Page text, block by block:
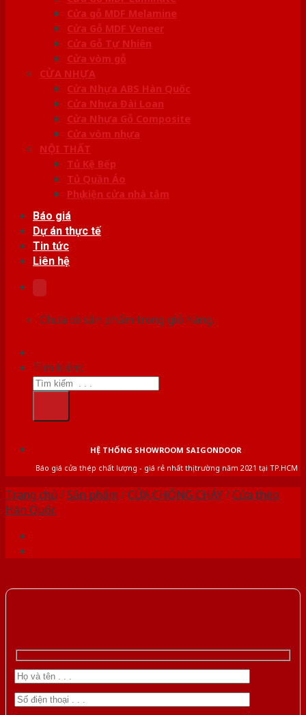
Cửa gỗ MDF Melamine
Cửa Gỗ MDF Veneer
Cửa Gỗ Tự Nhiên
Cửa vòm gỗ
CỬA NHỰA
Cửa Nhựa ABS Hàn Quốc
Cửa Nhựa Đài Loan
Cửa Nhựa Gỗ Composite
Cửa vòm nhựa
NỘI THẤT
Tủ Kệ Bếp
Tủ Quần Áo
Phụ kiện cửa nhà tắm
Báo giá
Dự án thực tế
Tin tức
Liên hệ
Chưa có sản phẩm trong giỏ hàng.
Tìm kiếm:
HỆ THỐNG SHOWROOM SAIGONDOOR
Báo giá cửa thép chất lượng - giá rẻ nhất thị trường năm 2021 tại TP.HCM
Trang chủ /Sản phẩm /CỬA CHỐNG CHÁY/Cửa thép
Hàn Quốc